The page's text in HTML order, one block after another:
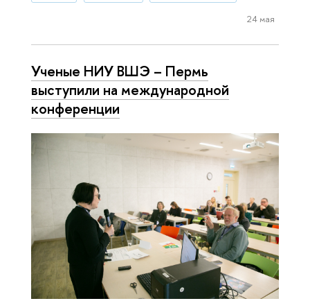
24 мая
Ученые НИУ ВШЭ – Пермь
выступили на международной
конференции